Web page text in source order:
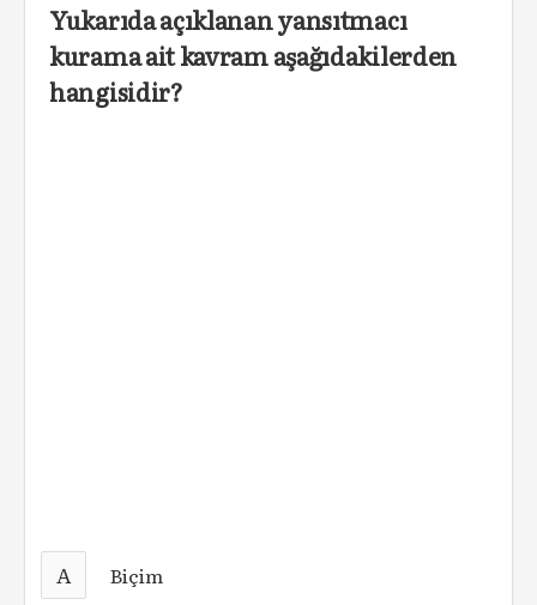
Yukarıda açıklanan yansıtmacı
kurama ait kavram aşağıdakilerden
hangisidir?
A Biçim